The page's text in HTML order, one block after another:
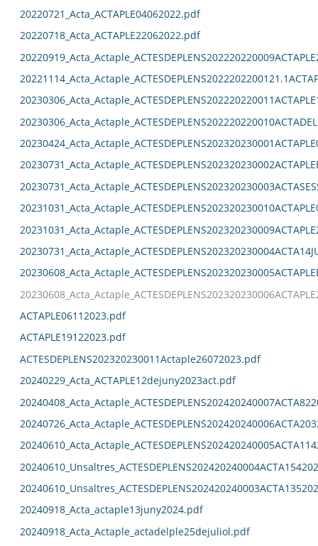
20220721_Acta_ACTAPLE04062022.pdf
20220718_Acta_ACTAPLE22062022.pdf
ACTAPLE06112023.pdf
ACTAPLE19122023.pdf
ACTESDEPLENS202320230011Actaple26072023.pdf
20240229_Acta_ACTAPLE12dejuny2023act.pdf
20240918_Acta_actaple13juny2024.pdf
20240918_Acta_Actaple_actadelple25dejuliol.pdf